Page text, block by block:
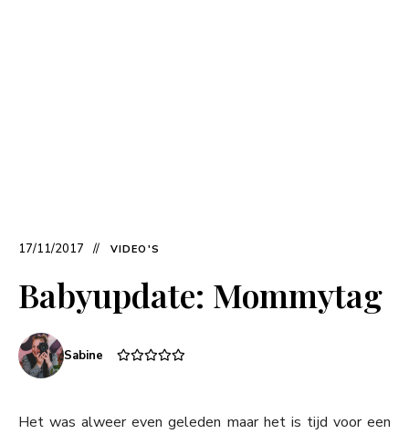
17/11/2017 VIDEO'S
Babyupdate: Mommytag
Sabine
Het was alweer even geleden maar het is tijd voor een